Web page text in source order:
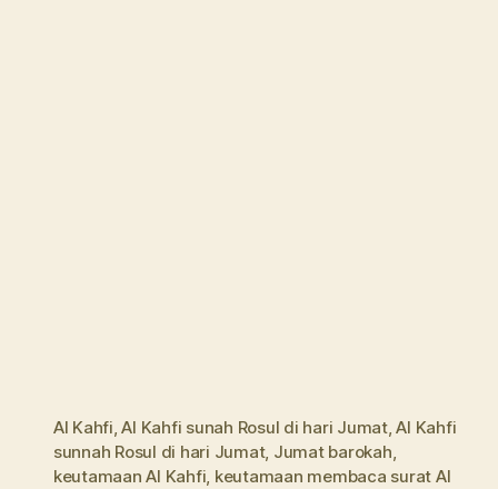
Al Kahfi,Al Kahfi sunah Rosul di hari Jumat,Al Kahfi
sunnah Rosul di hari Jumat, Jumat barokah,
keutamaan Al Kahfi, keutamaan membaca surat Al